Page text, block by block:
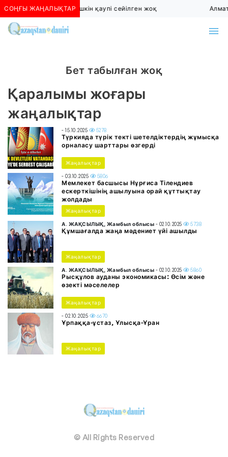
СОҢҒЫ ЖАҢАЛЫҚТАР
Алматыда көшкін қаупі сейілген жоқ
Бет табылған жоқ
Қаралымы жоғары
жаңалықтар
- 15.10.2025 5278
Түркияда түрік текті шетелдіктердің жұмысқа
орналасу шарттары өзгерді
Жаңалықтар
- 03.10.2025 5806
Мемлекет басшысы Нұрғиса Тілендиев
ескерткішінің ашылуына орай құттықтау
жолдады
Жаңалықтар
А. ЖАҚСЫЛЫҚ, Жамбыл облысы - 02.10.2025 5738
Құмшағалда жаңа мәдениет үйі ашылды
Жаңалықтар
А. ЖАҚСЫЛЫҚ, Жамбыл облысы - 02.10.2025 5860
Рысқұлов ауданы экономикасы: Өсім және
өзекті мәселелер
Жаңалықтар
- 02.10.2025 6670
Ұрпаққа-ұстаз, Ұлысқа-Ұран
Жаңалықтар
© All Rights Reserved